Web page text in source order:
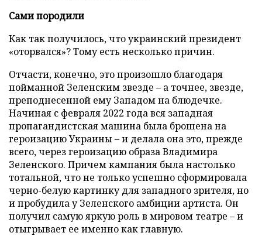
Сами породили
Как так получилось, что украинский президент
«оторвался»? Тому есть несколько причин.
Отчасти, конечно, это произошло благодаря
пойманной Зеленским звезде – а точнее, звезде,
преподнесенной ему Западом на блюдечке.
Начиная с февраля 2022 года вся западная
пропагандистская машина была брошена на
героизацию Украины – и делала она это, прежде
всего, через героизацию образа Владимира
Зеленского. Причем кампания была настолько
тотальной, что не только успешно сформировала
черно-белую картинку для западного зрителя, но
и пробудила у Зеленского амбиции артиста. Он
получил самую яркую роль в мировом театре – и
отыгрывает ее именно как главную.